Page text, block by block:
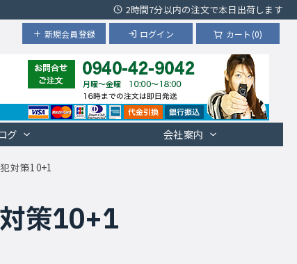
2時間7分以内の注文で本日出荷します
カート(0)
ログイン
新規会員登録
グ 会社案内
対策10+1
策10+1